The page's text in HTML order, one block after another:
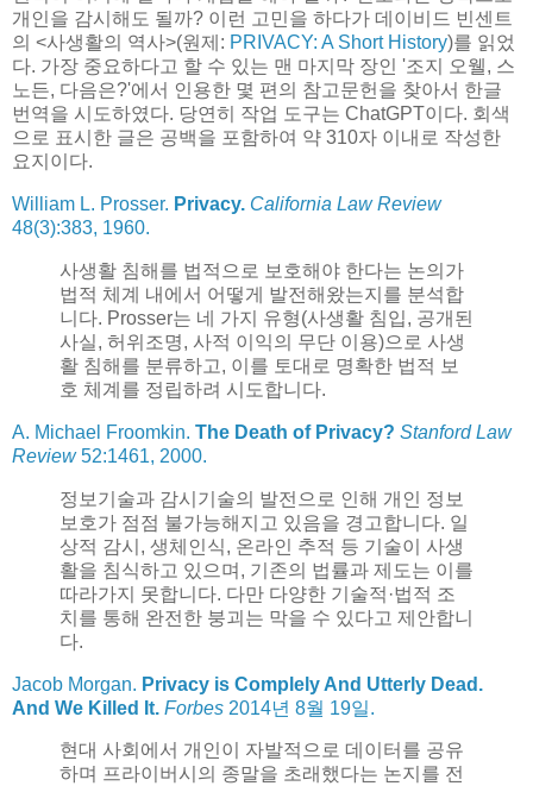
개인을 감시해도 될까? 이런 고민을 하다가 데이비드 빈센트
의 <사생활의 역사>(원제: PRIVACY: A Short History)를 읽었
다. 가장 중요하다고 할 수 있는 맨 마지막 장인 '조지 오웰, 스
노든, 다음은?'에서 인용한 몇 편의 참고문헌을 찾아서 한글
번역을 시도하였다. 당연히 작업 도구는 ChatGPT이다. 회색
으로 표시한 글은 공백을 포함하여 약 310자 이내로 작성한
요지이다.
William L. Prosser. Privacy. California Law Review
48(3):383, 1960.
사생활 침해를 법적으로 보호해야 한다는 논의가
법적 체계 내에서 어떻게 발전해왔는지를 분석합
니다. Prosser는 네 가지 유형(사생활 침입, 공개된
사실, 허위조명, 사적 이익의 무단 이용)으로 사생
활 침해를 분류하고, 이를 토대로 명확한 법적 보
호 체계를 정립하려 시도합니다.
A. Michael Froomkin. The Death of Privacy? Stanford Law
Review52:1461, 2000.
정보기술과 감시기술의 발전으로 인해 개인 정보
보호가 점점 불가능해지고 있음을 경고합니다. 일
상적 감시, 생체인식, 온라인 추적 등 기술이 사생
활을 침식하고 있으며, 기존의 법률과 제도는 이를
따라가지 못합니다. 다만 다양한 기술적·법적 조
치를 통해 완전한 붕괴는 막을 수 있다고 제안합니
다.
Jacob Morgan. Privacy is Complely And Utterly Dead.
And We Killed It. Forbes 2014년 8월 19일.
현대 사회에서 개인이 자발적으로 데이터를 공유
하며 프라이버시의 종말을 초래했다는 논지를 전